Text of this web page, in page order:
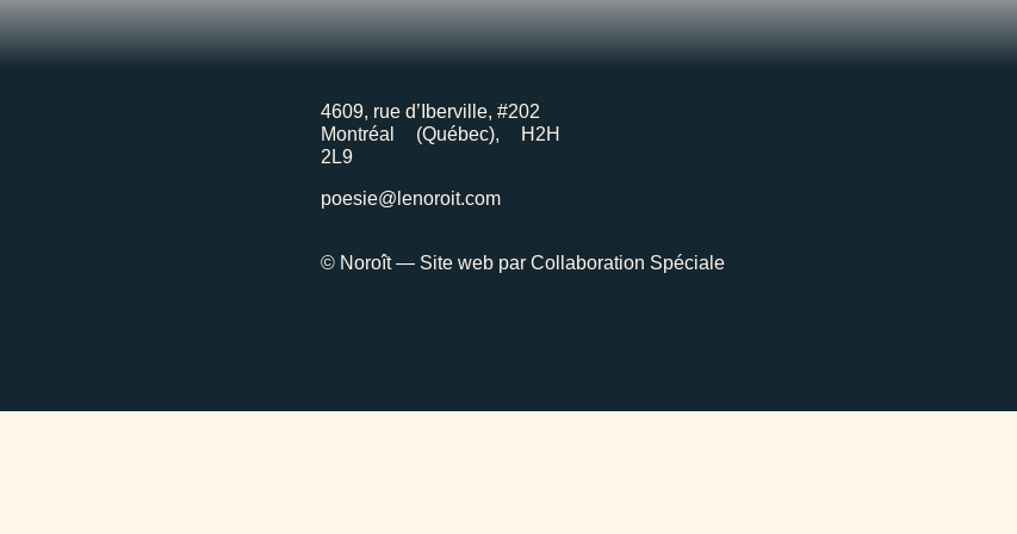
4609, rue d’Iberville, #202
Montréal (Québec), H2H
2L9
poesie@lenoroit.com
© Noroît — Site web par Collaboration Spéciale